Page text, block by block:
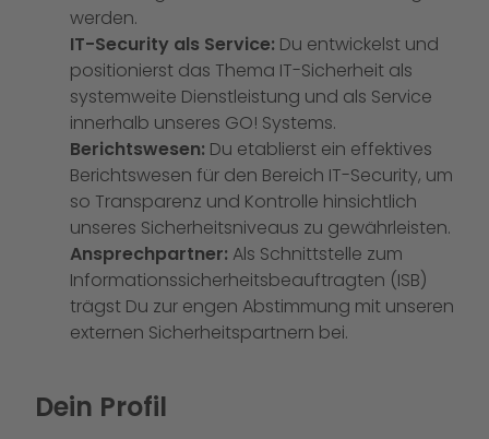
werden.
IT-Security als Service: Du entwickelst und
positionierst das Thema IT-Sicherheit als
systemweite Dienstleistung und als Service
innerhalb unseres GO! Systems.
Berichtswesen: Du etablierst ein effektives
Berichtswesen für den Bereich IT-Security, um
so Transparenz und Kontrolle hinsichtlich
unseres Sicherheitsniveaus zu gewährleisten.
Ansprechpartner: Als Schnittstelle zum
Informationssicherheitsbeauftragten (ISB)
trägst Du zur engen Abstimmung mit unseren
externen Sicherheitspartnern bei.
Dein Profil